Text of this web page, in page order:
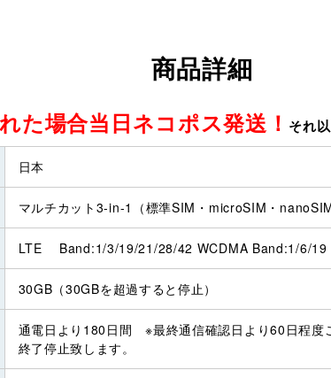
商品詳細
た場合当日ネコポス発送！ それ
日本
マルチカット3-in-1（標準SIM・microSIM・nanoSIM
LTE Band:1/3/19/21/28/42 WCDMA Band:1/6/19
30GB（30GBを超過すると停止）
通電日より180日間 ※最終通信確認日より60日程度
終了停止致します。